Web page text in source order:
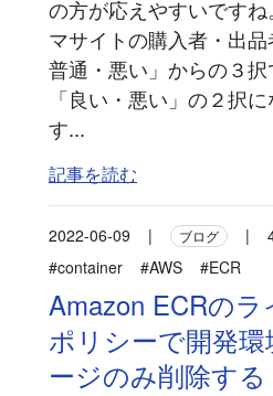
の方が応えやすいです
マサイトの購入者・出品
普通・悪い」からの３
「良い・悪い」の２択
す...
記事を読む
2022-06-09 | ブログ |
#container
#AWS #ECR
Amazon ECRの
ポリシーで開発
ージのみ削除する